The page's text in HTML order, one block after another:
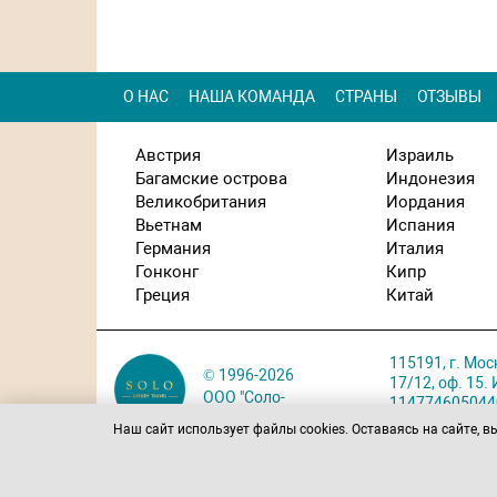
О НАС НАША КОМАНДА СТРАНЫ ОТЗЫВЫ
Австрия
Багамские острова
Великобритания
Вьетнам
Германия
Гонконг
Греция
Израиль
Индонезия
Иордания
Испания
Италия
Кипр
Китай
© 1996-2026
ООО "Соло-
115191, г.
17/12, оф. 15.
Карта проезда
Наш сайт использует файлы cookies. Оставаясь на сайте,